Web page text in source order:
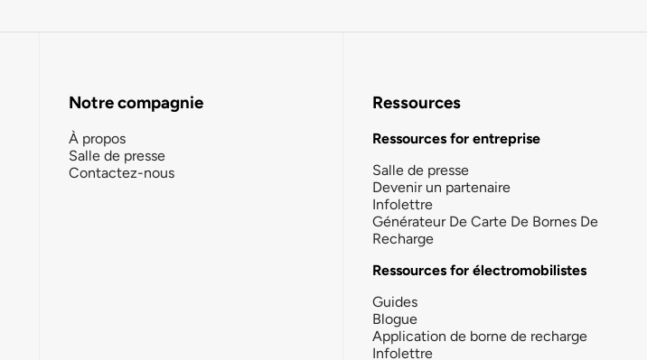
Notre compagnie
À propos
Salle de presse
Contactez-nous
Ressources
Ressources for entreprise
Salle de presse
Devenir un partenaire
Infolettre
Générateur De Carte De Bornes De
Recharge
Ressources for électromobilistes
Guides
Blogue
Application de borne de recharge
Infolettre